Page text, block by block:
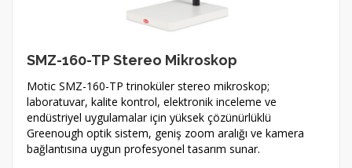
SMZ-160-TP Stereo Mikroskop
Motic SMZ-160-TP trinoküler stereo mikroskop;
laboratuvar, kalite kontrol, elektronik inceleme ve
endüstriyel uygulamalar için yüksek çözünürlüklü
Greenough optik sistem, geniş zoom aralığı ve kamera
bağlantısına uygun profesyonel tasarım sunar.